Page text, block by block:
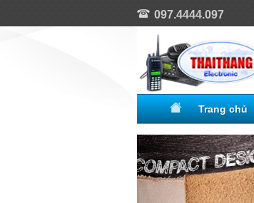
097.4444.097
Trang chủ